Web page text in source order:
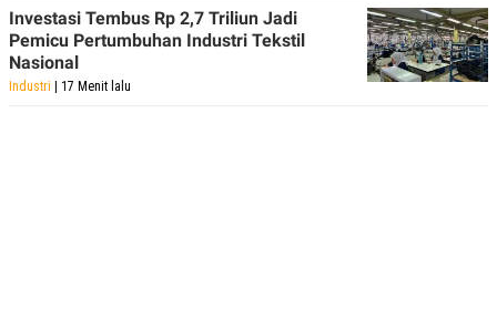
Investasi Tembus Rp 2,7 Triliun Jadi
Pemicu Pertumbuhan Industri Tekstil
Nasional
Industri | 17 Menit lalu